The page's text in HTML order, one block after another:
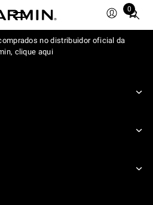
0
Total
items
in
no distribuidor oficial da
clique aqui